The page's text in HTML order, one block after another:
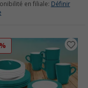
en filiale: Définir